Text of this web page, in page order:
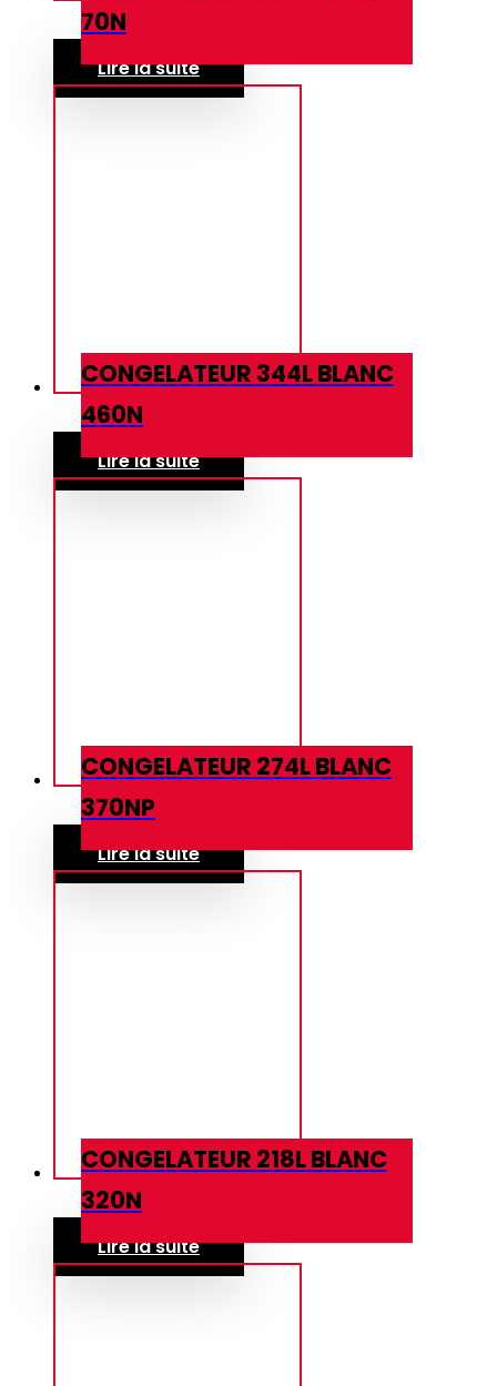
70N
Lire la suite
CONGELATEUR 344L BLANC
460N
Lire la suite
CONGELATEUR 274L BLANC
370NP
Lire la suite
CONGELATEUR 218L BLANC
320N
Lire la suite